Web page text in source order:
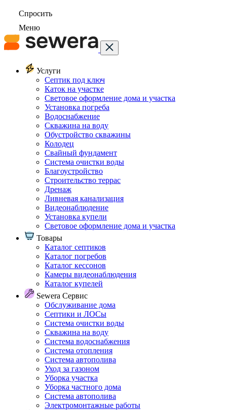
Спросить
Меню
Услуги
Септик под ключ
Каток на участке
Световое оформление дома и участка
Установка погреба
Водоснабжение
Скважина на воду
Обустройство скважины
Колодец
Свайный фундамент
Система очистки воды
Благоустройство
Строительство террас
Дренаж
Ливневая канализация
Видеонаблюдение
Установка купели
Световое оформление дома и участка
Товары
Каталог септиков
Каталог погребов
Каталог кессонов
Камеры видеонаблюдения
Каталог купелей
Sewera Сервис
Обслуживание дома
Септики и ЛОСы
Система очистки воды
Скважина на воду
Система водоснабжения
Система отопления
Система автополива
Уход за газоном
Уборка участка
Уборка частного дома
Система автополива
Электромонтажные работы